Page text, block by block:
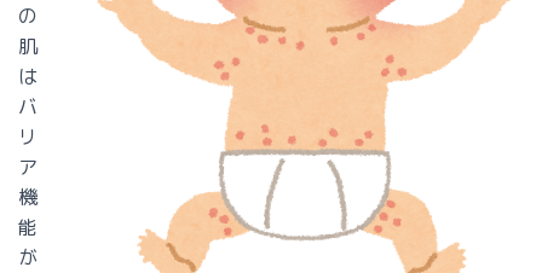
の
肌
は
バ
リ
ア
機
能
が